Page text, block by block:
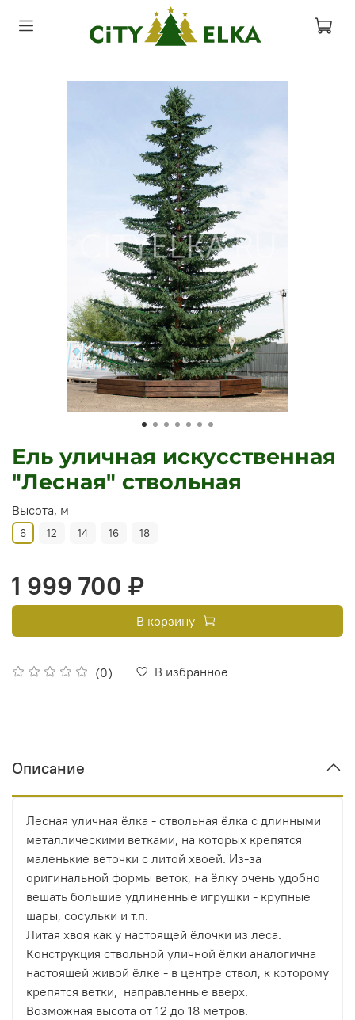
Ель уличная искусственная
"Лесная" ствольная
(0) В избранное
Высота, м
6 12 14 16 18
1 999 700 ₽
В корзину
Описание
Лесная уличная ёлка - ствольная ёлка с длинными
металлическими ветками, на которых крепятся
маленькие веточки с литой хвоей. Из-за
оригинальной формы веток, на ёлку очень удобно
вешать большие удлиненные игрушки - крупные
шары, сосульки и т.п.
Литая хвоя как у настоящей ёлочки из леса.
Конструкция ствольной уличной ёлки аналогична
настоящей живой ёлке - в центре ствол, к которому
крепятся ветки, направленные вверх.
Возможная высота от 12 до 18 метров.